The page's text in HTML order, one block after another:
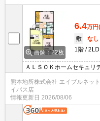
画像：22枚
6.4万円
敷
なし
1階
ＡＬＳＯＫホームセキュリ
座☆浴室乾燥機付き☆シャ
い炊き機能付き☆シャンプ
熊本地所株式会社 エイブルネッ
イパス店
情報更新日 2026/08/06